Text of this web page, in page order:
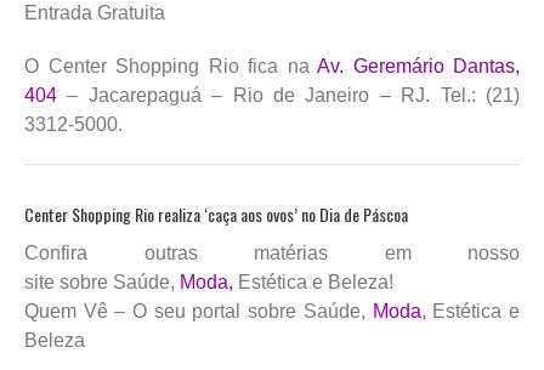
Entrada Gratuita
O Center Shopping Rio fica na Av. Geremário Dantas,
404 – Jacarepaguá – Rio de Janeiro – RJ. Tel.: (21)
3312-5000.
Center Shopping Rio realiza ‘caça aos ovos’ no Dia de Páscoa
Confira outras matérias em nosso
site sobre Saúde, Moda, Estética e Beleza!
Quem Vê – O seu portal sobre Saúde, Moda, Estética e
Beleza